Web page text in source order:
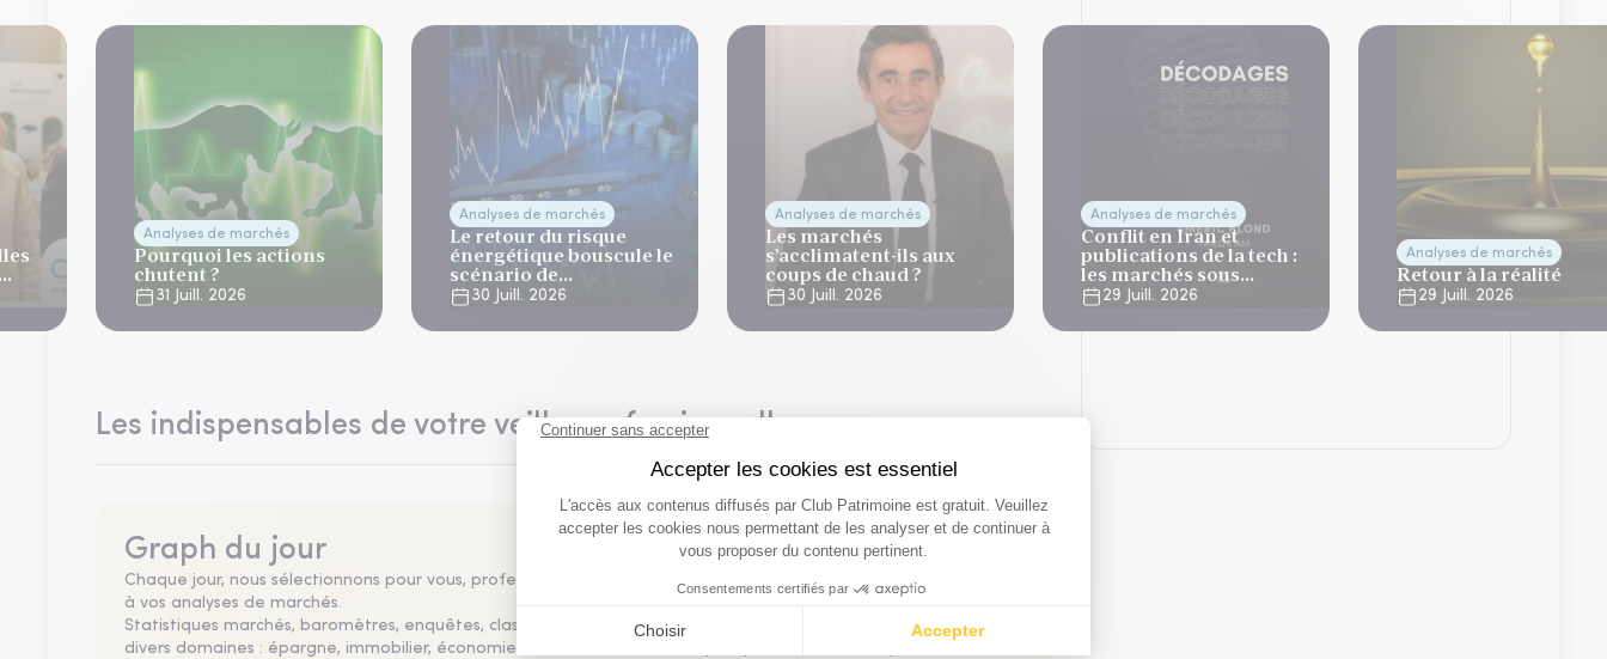
Analyses de marchés
Pourquoi les actions
chutent ?
31 Juill. 2026
Analyses de marchés
Le retour du risque
énergétique bouscule le
scénario de
normalisation
30 Juill. 2026
Analyses de marchés
Les marchés
s’acclimatent-ils aux
coups de chaud ?
30 Juill. 2026
Analyses de marchés
Conflit en Iran et
publications de la tech :
les marchés sous
tension
29 Juill. 2026
Analyses de marchés
Retour à la réalité
29 Juill. 2026
Les indispensables de votre veille professionnelle
Graph du jour
Chaque jour, nous sélectionnons pour vous, professionnels de la gestion d'actifs, une actualité chiffrée précieuse
à vos analyses de marchés.
Statistiques marchés, baromètres, enquêtes, classements, résumés en un graphique ou une infographie dans
divers domaines : épargne, immobilier, économie, finances, etc. Ne manquez pas l'info visuelle quotidienne !